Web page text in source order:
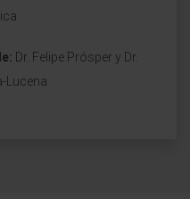
Dr. Felipe Prósper y Dr.
Lucena